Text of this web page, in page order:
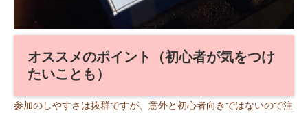
オススメのポイント（初心者が気をつけ
たいことも）
参加のしやすさは抜群ですが、意外と初心者向きではないので注